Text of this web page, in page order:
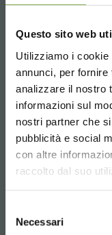
Questo sito web
Utilizziamo i
annunci, per
analizzare il nostro
informazioni sul
nostri partner che
pubblicità e social
con altre
raccolto dal suo
delNecessari
Choose the
language for
Un
5 % de
2 % de
compras
15.000 €